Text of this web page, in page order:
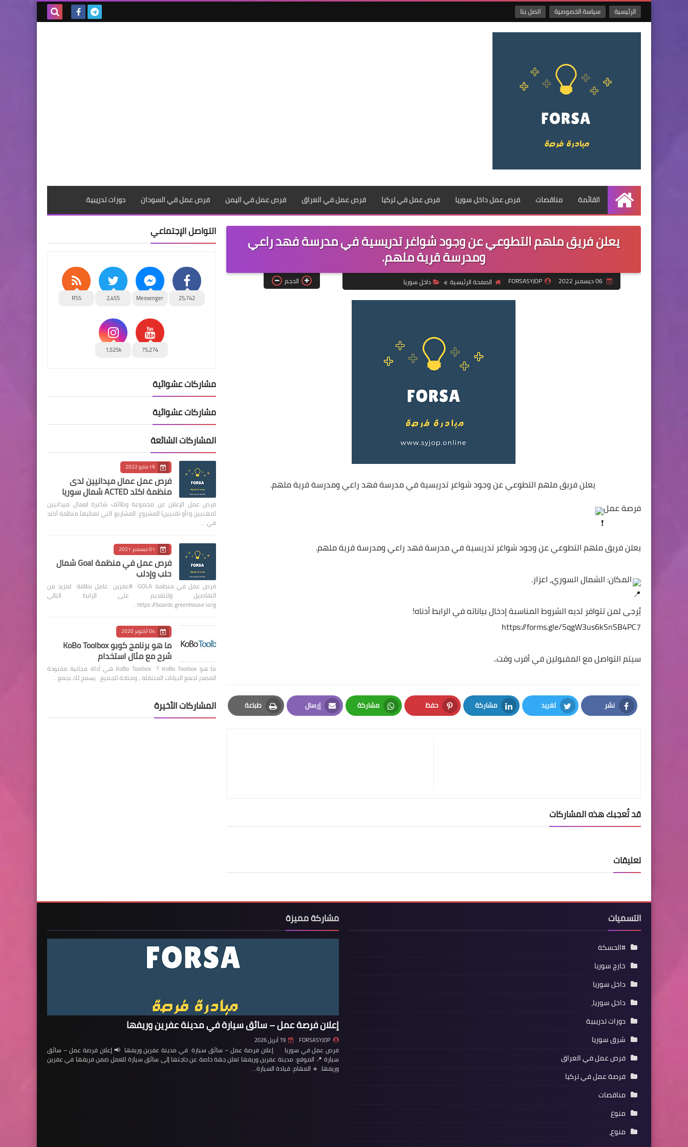
الرئيسية سياسة الخصوصية اتصل بنا
الرئيسية
القائمة مناقصات فرص عمل داخل سوريا فرص عمل في تركيا فرص عمل في العراق فرص عمل في اليمن فرص عمل في السودان دورات تدريبية
يعلن فريق ملهم التطوعي عن وجود شواغر تدريسية في مدرسة فهد راعي
ومدرسة قرية ملهم.
06 ديسمبر 2022 FORSASYJOP الصفحة الرئيسية داخل سوريا الحجم
يعلن فريق ملهم التطوعي عن وجود شواغر تدريسية في مدرسة فهد راعي ومدرسة قرية ملهم.
فرصة عمل
يعلن فريق ملهم التطوعي عن وجود شواغر تدريسية في مدرسة فهد راعي ومدرسة قرية ملهم.
المكان: الشمال السوري، اعزاز.
يُرجى لمن تتوافر لديه الشروط المناسبة إدخال بياناته في الرابط أدناه!
https://forms.gle/5qgW3us6kSnSB4PC7
سيتم التواصل مع المقبولين في أقرب وقت..
نشر
Facebook
تغريد
Twitter
مشاركة
LinkedIn
حفظ
Pinterest
مشاركة
Whatsapp
إرسال
Email
طباعة
Print
قد تُعجبك هذه المشاركات
تعليقات
التواصل الإجتماعي
25,742
Messenger
2,455
RSS
75,274
1,525k
مشاركات عشوائية
مشاركات عشوائية
المشاركات الشائعة
19 مايو 2022
فرص عمل عمال ميدانيين لدى
منظمة اكتد ACTED شمال سوريا
فرص عمل الإعلان عن مجموعة وظائف شاغرة لعمال ميدانيين
(مهنيين و/أو تقنيين) المشروع: المشاريع التي تغطيها منظمة أكتد
في …
01 ديسمبر 2021
فرص عمل في منظمة Goal شمال
حلب وإدلب
فرص عمل في منظمة GOLA #عفرين عامل نظافة لمزيد من
التفاصيل وللتقديم على الرابط التالي
https://boards.greenhouse.io/g…
04 أكتوبر 2020
ما هو برنامج كوبو KoBo Toolbox
شرح مع مثال استخدام
ما هو KoBo Toolbox ؟ KoBo Toolbox هي أداة مجانية مفتوحة
المصدر لجمع البيانات المتنقلة ، ومتاحة للجميع. يسمح لك بجمع …
المشاركات الأخيرة
التسميات
#الحسكة
خارج سوريا
داخل سوريا
داخل سوريا،
دورات تدريبية
شرق سوريا
فرص عمل في العراق
فرصة عمل في تركيا
مناقصات
منوع
منوع،
مشاركة مميزة
إعلان فرصة عمل – سائق سيارة في مدينة عفرين وريفها
FORSASYJOP 19 أبريل 2026
فرص عمل في سوريا إعلان فرصة عمل – سائق سيارة في مدينة عفرين وريفها 📢 إعلان فرصة عمل – سائق
سيارة 📍 الموقع: مدينة عفرين وريفها تعلن جهة خاصة عن حاجتها إلى سائق سيارة للعمل ضمن فريقها في عفرين
وريفها. 🔹 المهام: قيادة السيارة…